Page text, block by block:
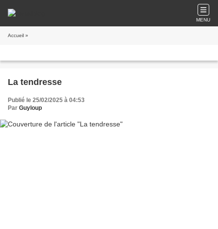
MENU
Accueil »
La tendresse
Publié le 25/02/2025 à 04:53
Par Guyloup